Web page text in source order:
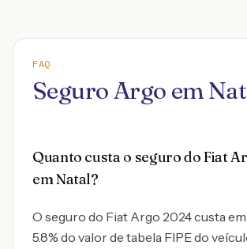
FAQ
Seguro Argo em
Quanto custa o seguro do Fiat
em Natal?
O seguro do Fiat Argo 2024 custa
5.8% do valor de tabela FIPE do